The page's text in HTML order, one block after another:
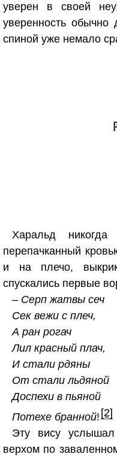
уверен в своей
уверенность
спиной уже немало
Харальд
перепачканный
и на плечо,
спускались первые
– Серп жатвы сеч
Сек вежи с плеч,
А ран рогач
Лил красный плач,
И стали рдяны
От стали льдяной
Доспехи в пьяной
Потехе бранной! [2]
Эту вису услышал
верхом по